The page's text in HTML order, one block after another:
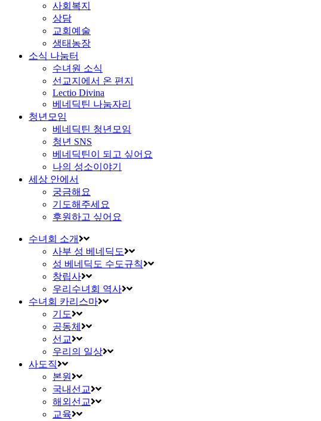
사회복지
상담
교회예술
생태농장
소식 나눔터
수녀원 소식
선교지에서 온 편지
Lectio Divina
베네딕틴 나눔자리
청년모임
베네딕틴 청년모임
청년 SNS
베네딕틴이 되고 싶어요
나의 성소이야기
세상 안에서
궁금해요
기도해주세요
후원하고 싶어요
수녀회 소개
사부 성 베네딕도
성 베네딕도 수도규칙
창립사
우리수녀회 역사
수녀회 카리스마
기도
공동체
선교
우리의 일상
사도직
본원
국내선교
해외선교
교육